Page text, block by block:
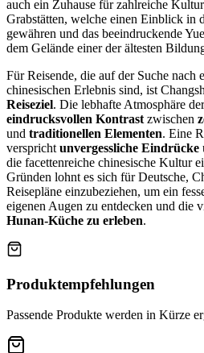
auch ein Zuhause für zahlreiche
Grabstätten, welche einen Einblick in
gewähren und das beeindruckende
dem Gelände einer der ältesten
Für Reisende, die auf der Suche nach
chinesischen Erlebnis sind, ist
Reiseziel. Die lebhafte Atmosphäre
eindrucksvollen Kontrast zwischen
und traditionellen Elementen. Eine
verspricht unvergessliche Eindrücke
die facettenreiche chinesische Kultur
Gründen lohnt es sich für Deutsche,
Reisepläne einzubeziehen, um ein
eigenen Augen zu entdecken und die
Hunan-Küche zu erleben.
Produktempfehlungen
Passende Produkte werden in Kürze